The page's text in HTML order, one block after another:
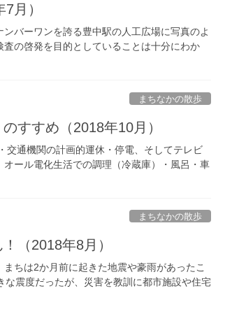
月）
バーワンを誇る豊中駅の人工広場に写真のよ
の啓発を目的としていることは十分にわか
まちなかの散歩
すすめ（2018年10月）
通機関の計画的運休・停電、そしてテレビ
ール電化生活での調理（冷蔵庫）・風呂・車
まちなかの散歩
（2018年8月）
ちは2か月前に起きた地震や豪雨があったこ
震度だったが、災害を教訓に都市施設や住宅